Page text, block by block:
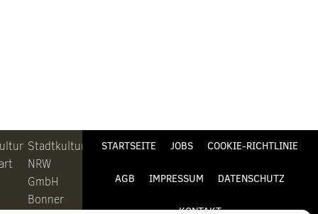
Stadtkultur
NRW
GmbH
Bonner
STARTSEITE JOBS COOKIE-RICHTLINIE
AGB IMPRESSUM DATENSCHUTZ